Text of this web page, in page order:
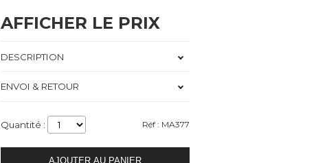
AFFICHER LE PRIX
DESCRIPTION
ENVOI & RETOUR
Quantité : Réf : MA377